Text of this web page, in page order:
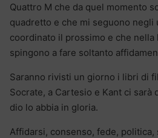
Quattro M che da quel momento
quadretto e che mi seguono negli
coordinato il prossimo e che
spingono a fare soltanto
Saranno rivisti un giorno i libri di
Socrate, a Cartesio e Kant ci sarà
dio lo abbia in gloria.
Affidarsi, consenso, fede,